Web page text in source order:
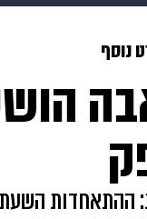
צבא וביטחון
משפט
נוסף
ההתאחדות